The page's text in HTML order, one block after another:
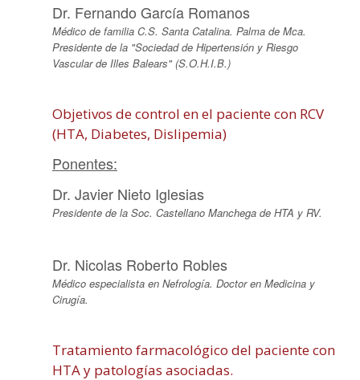
Dr. Fernando García Romanos
Médico de familia C.S. Santa Catalina. Palma de Mca.
Presidente de la "Sociedad de Hipertensión y Riesgo
Vascular de Illes Balears" (S.O.H.I.B.)
Objetivos de control en el paciente con RCV
(HTA, Diabetes, Dislipemia)
Ponentes:
Dr. Javier Nieto Iglesias
Presidente de la Soc. Castellano Manchega de HTA y RV.
Dr. Nicolas Roberto Robles
Médico especialista en Nefrología. Doctor en Medicina y
Cirugía.
Tratamiento farmacológico del paciente con
HTA y patologías asociadas.